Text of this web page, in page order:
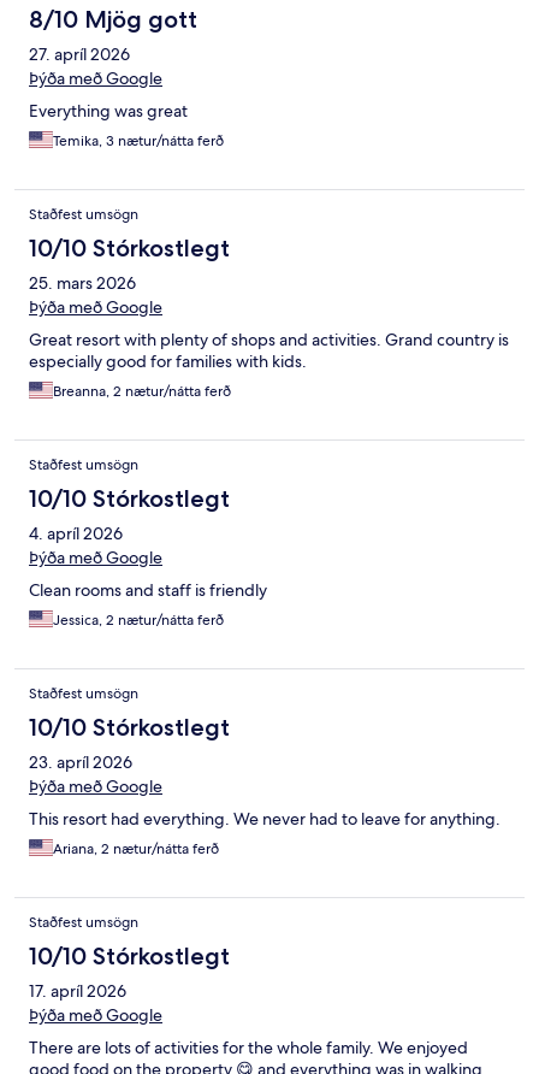
8/10 Mjög gott
27. apríl 2026
Þýða með Google
Everything was great
Temika, 3 nætur/nátta ferð
Staðfest umsögn
10/10 Stórkostlegt
25. mars 2026
Þýða með Google
Great resort with plenty of shops and activities. Grand country is
especially good for families with kids.
Breanna, 2 nætur/nátta ferð
Staðfest umsögn
10/10 Stórkostlegt
4. apríl 2026
Þýða með Google
Clean rooms and staff is friendly
Jessica, 2 nætur/nátta ferð
Staðfest umsögn
10/10 Stórkostlegt
23. apríl 2026
Þýða með Google
This resort had everything. We never had to leave for anything.
Ariana, 2 nætur/nátta ferð
Staðfest umsögn
10/10 Stórkostlegt
17. apríl 2026
Þýða með Google
There are lots of activities for the whole family. We enjoyed
good food on the property 😋 and everything was in walking